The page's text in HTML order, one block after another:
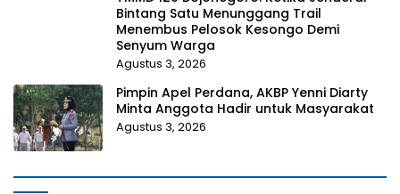
Bintang Satu Menunggang Trail
Menembus Pelosok Kesongo Demi
Senyum Warga
Agustus 3, 2026
Pimpin Apel Perdana, AKBP Yenni Diarty
Minta Anggota Hadir untuk Masyarakat
Agustus 3, 2026